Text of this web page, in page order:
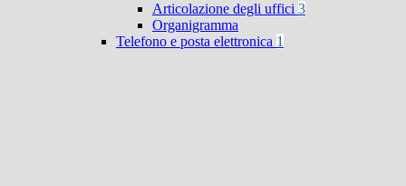
Articolazione degli uffici 3
Organigramma
Telefono e posta elettronica 1